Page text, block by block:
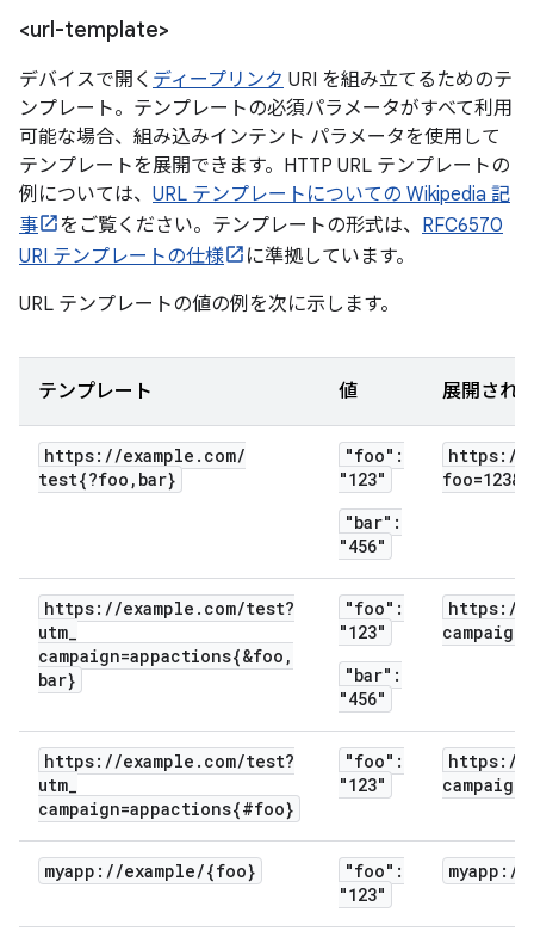
<url-template>
デバイスで開く ディープリンク URI を組み立てるためのテ
ンプレート。テンプレートの必須パラメータがすべて利用
可能な場合、組み込みインテント パラメータを使用して
テンプレートを展開できます。HTTP URL テンプレートの
例については、 URL テンプレートについての Wikipedia 記
事
をご覧ください。テンプレートの形式は、 RFC6570
URI テンプレートの仕様
に準拠しています。
URL テンプレートの値の例を次に示します。
テンプレート 値 展開され
https: //example . com/
test{?foo , bar}
"foo":
"123"
"bar":
"456"
https: /
https: //example . com/test?
utm_
campaign=appactions{&foo ,
bar}
"foo":
"123"
"bar":
"456"
https: /
https: //example . com/test?
utm_
campaign=appactions{#foo}
"foo":
"123"
https: /
myapp: //example/{foo}
"foo":
"123"
myapp: /